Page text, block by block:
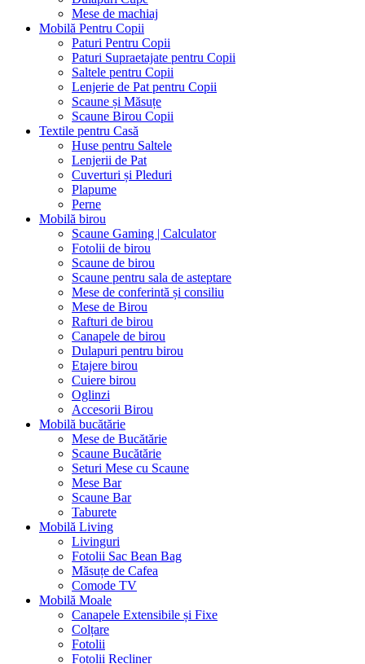
Mese de machiaj
Mobilă Pentru Copii
Paturi Pentru Copii
Paturi Supraetajate pentru Copii
Saltele pentru Copii
Lenjerie de Pat pentru Copii
Scaune și Măsuțe
Scaune Birou Copii
Textile pentru Casă
Huse pentru Saltele
Lenjerii de Pat
Cuverturi și Pleduri
Plapume
Perne
Mobilă birou
Scaune Gaming | Calculator
Fotolii de birou
Scaune de birou
Scaune pentru sala de asteptare
Mese de conferintă și consiliu
Mese de Birou
Rafturi de birou
Canapele de birou
Dulapuri pentru birou
Etajere birou
Cuiere birou
Oglinzi
Accesorii Birou
Mobilă bucătărie
Mese de Bucătărie
Scaune Bucătărie
Seturi Mese cu Scaune
Mese Bar
Scaune Bar
Taburete
Mobilă Living
Livinguri
Fotolii Sac Bean Bag
Măsuțe de Cafea
Comode TV
Mobilă Moale
Canapele Extensibile și Fixe
Colțare
Fotolii
Fotolii Recliner